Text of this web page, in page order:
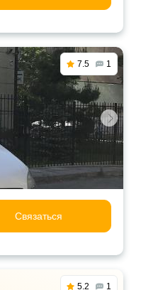
7.5 1
Связаться
5.2 1